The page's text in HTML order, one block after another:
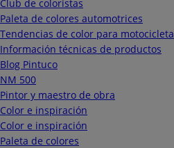
Club de coloristas
Paleta de colores automotrices
Tendencias de color para motocicleta
Información técnicas de productos
Blog Pintuco
NM 500
Pintor y maestro de obra
Color e inspiración
Color e inspiración
Paleta de colores